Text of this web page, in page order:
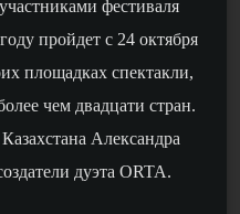
фестиваля
пройдет с 24 октября
площадках спектакли,
чем двадцати стран.
Александра
дуэта ORTA.